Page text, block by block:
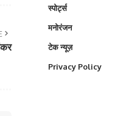
स्पोर्ट्स
मनोरंजन
टेक न्यूज़
Privacy Policy